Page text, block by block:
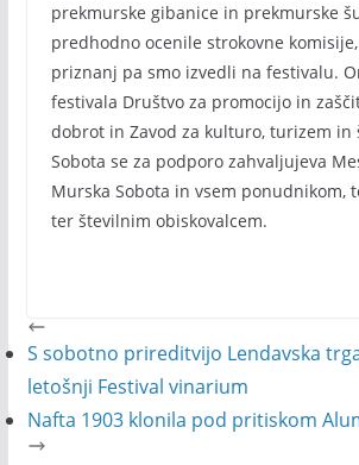
prekmurske gibanice in prekmurske
predhodno ocenile strokovne
priznanj pa smo izvedli na festivalu.
festivala Društvo za promocijo in
dobrot in Zavod za kulturo, turizem in
Sobota se za podporo zahvaljujeva
Murska Sobota in vsem ponudnikom,
ter številnim obiskovalcem.
S sobotno prireditvijo Lendavska
letošnji Festival vinarium
Nafta 1903 klonila pod pritiskom